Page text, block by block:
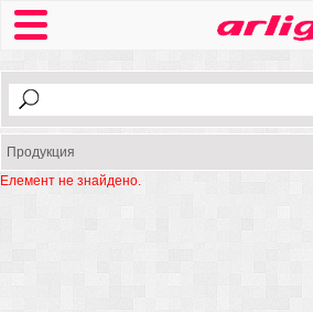
Продукция
Елемент не знайдено.